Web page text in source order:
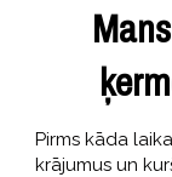
Pirms kāda
krājumus un